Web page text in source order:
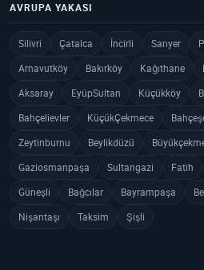
AVRUPA YAKASI
Silivri Çatalca İncirli Sarıyer
Arnavutköy
Bakırköy Kağıthane
Aksaray
EyüpSultan Küçükköy
Bahçelievler
KüçükÇekmece
Zeytinburnu
Beylikdüzü
Gaziosmanpaşa
Sultangazi Fatih
Güneşli
Bağcılar Bayrampaşa
Nişantaşı
Taksim Şişli